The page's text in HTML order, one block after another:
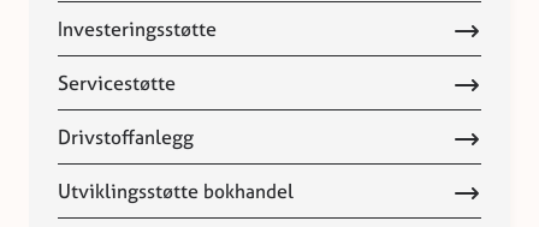
Investeringsstøtte
Servicestøtte
Drivstoffanlegg
Utviklingsstøtte bokhandel